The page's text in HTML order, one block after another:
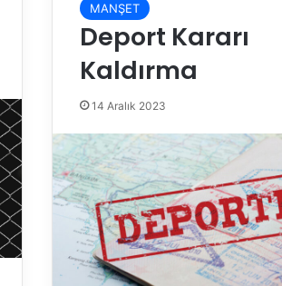
MANŞET
Deport Kararı
Kaldırma
14 Aralık 2023